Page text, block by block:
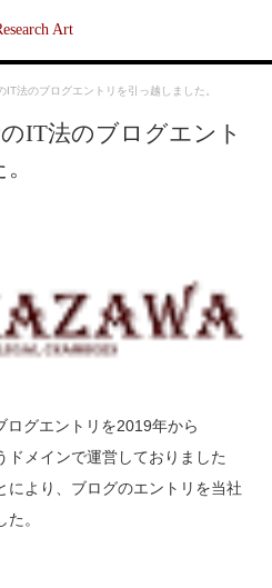
Art
IT法のブログエントリを引っ越しました。
IT法のブログエント
ログエントリを2019年から
メインで運営しておりました
により、ブログのエントリを当社
。